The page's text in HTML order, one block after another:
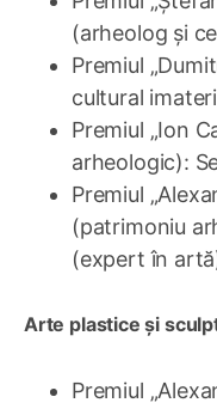
(arheolog și
Premiul
cultural
Premiul „Ion
arheologic):
Premiul
(patrimoniu
(expert în
Arte plastice și
Premiul